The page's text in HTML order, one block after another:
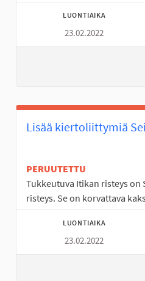
LUONTIAIKA
23.02.2022
Lisää kiertoliittymiä
PERUUTETTU
Tukkeutuva Itikan risteys
risteys. Se on korvattava
LUONTIAIKA
23.02.2022